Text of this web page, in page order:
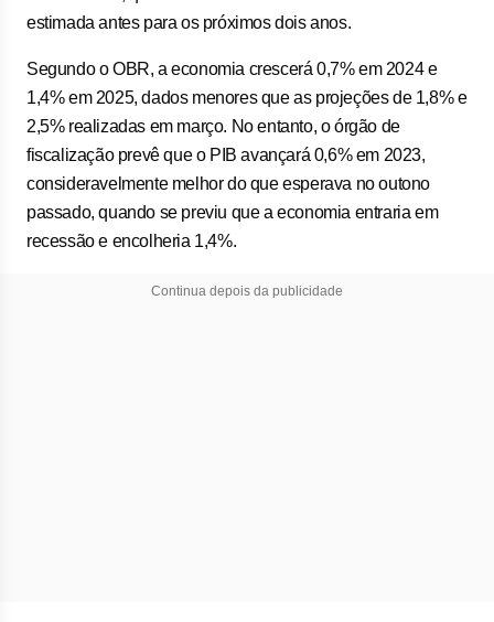
estimada antes para os próximos dois anos.
Segundo o OBR, a economia crescerá 0,7% em 2024 e
1,4% em 2025, dados menores que as projeções de 1,8% e
2,5% realizadas em março. No entanto, o órgão de
fiscalização prevê que o PIB avançará 0,6% em 2023,
consideravelmente melhor do que esperava no outono
passado, quando se previu que a economia entraria em
recessão e encolheria 1,4%.
Continua depois da publicidade